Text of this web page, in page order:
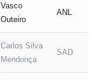
Vasco
Outeiro
ANL
Carlos Silva
Mendonça
SAD